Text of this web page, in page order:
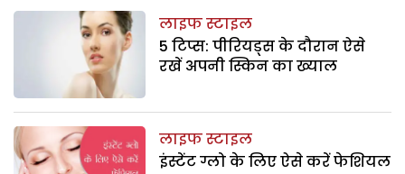
लाइफ स्टाइल
5 टिप्स: पीरियड्स के दौरान ऐसे
रखें अपनी स्किन का ख्याल
लाइफ स्टाइल
इंस्टेंट ग्लो के लिए ऐसे करें फेशियल